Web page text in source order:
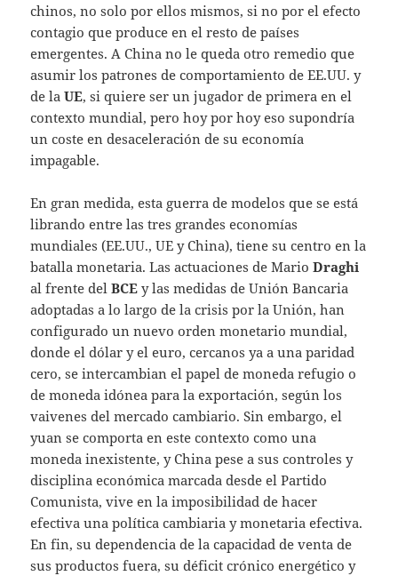
chinos, no solo por ellos mismos, si no por el efecto
contagio que produce en el resto de países
emergentes. A China no le queda otro remedio que
asumir los patrones de comportamiento de EE.UU. y
de laUE, si quiere ser un jugador de primera en el
contexto mundial, pero hoy por hoy eso supondría
un coste en desaceleración de su economía
impagable.
En gran medida, esta guerra de modelos que se está
librando entre las tres grandes economías
mundiales (EE.UU., UE y China), tiene su centro en la
batalla monetaria. Las actuaciones de MarioDraghi
al frente delBCE y las medidas de Unión Bancaria
adoptadas a lo largo de la crisis por la Unión, han
configurado un nuevo orden monetario mundial,
donde el dólar y el euro, cercanos ya a una paridad
cero, se intercambian el papel de moneda refugio o
de moneda idónea para la exportación, según los
vaivenes del mercado cambiario. Sin embargo, el
yuan se comporta en este contexto como una
moneda inexistente, y China pese a sus controles y
disciplina económica marcada desde el Partido
Comunista, vive en la imposibilidad de hacer
efectiva una política cambiaria y monetaria efectiva.
En fin, su dependencia de la capacidad de venta de
sus productos fuera, su déficit crónico energético y